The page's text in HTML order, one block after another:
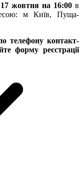
17 жовтня на 16:00 в
м Київ, Пуща-
телефону контакт-
форму реєстрації